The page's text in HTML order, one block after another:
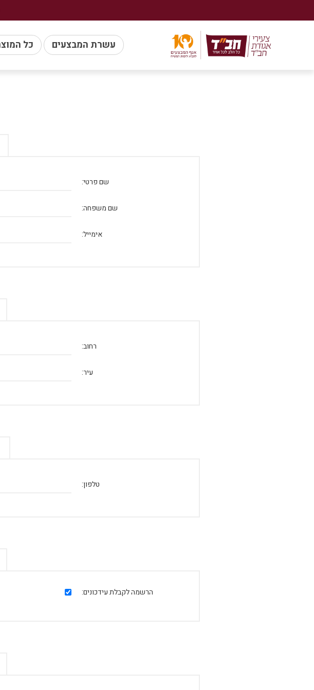
עשרת המבצעים כל
שם פרטי:
שם משפחה:
אימייל:
רחוב:
עיר:
טלפון:
הרשמה לקבלת עידכונים: